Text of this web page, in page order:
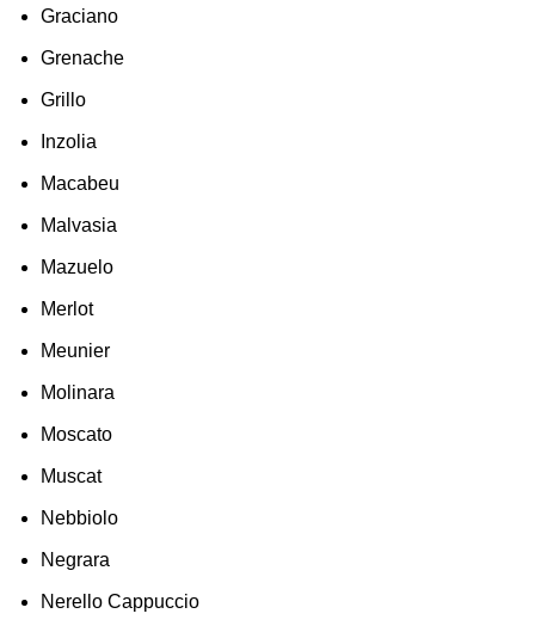
Graciano
Grenache
Grillo
Inzolia
Macabeu
Malvasia
Mazuelo
Merlot
Meunier
Molinara
Moscato
Muscat
Nebbiolo
Negrara
Nerello Cappuccio